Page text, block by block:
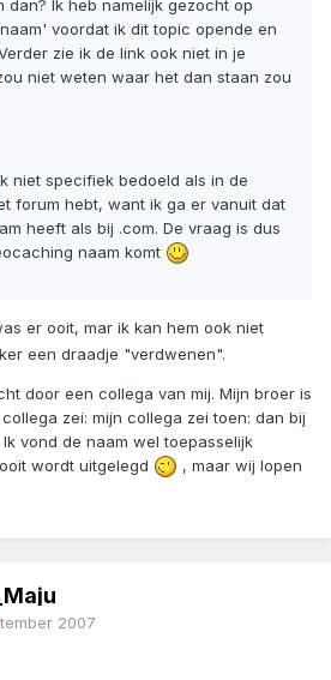
dan? Ik heb namelijk gezocht op
voordat ik dit topic opende en
zie ik de link ook niet in je
niet weten waar het dan staan zou
niet specifiek bedoeld als in de
forum hebt, want ik ga er vanuit dat
heeft als bij .com. De vraag is dus
naam komt
er ooit, mar ik kan hem ook niet
een draadje "verdwenen".
door een collega van mij. Mijn broer is
zei: mijn collega zei toen: dan bij
vond de naam wel toepasselijk
wordt uitgelegd
, maar wij lopen
2007